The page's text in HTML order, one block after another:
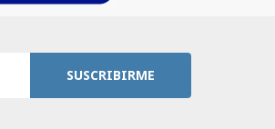
SUSCRIBIRME